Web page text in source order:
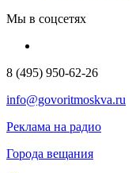
Мы в соцсетях
8 (495) 950-62-26
info@govoritmoskva.ru
Реклама на радио
Города вещания